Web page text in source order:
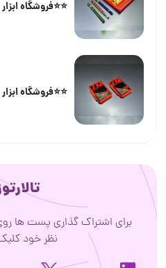
⭐️⭐️فروشگاه
⭐️⭐️فروشگاه
برای اشتراک گذاری پست ها
نظر خود